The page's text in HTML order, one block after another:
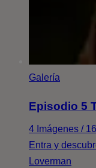
Galería
Episodio 5
4 Imágenes /
Entra y
Loverman